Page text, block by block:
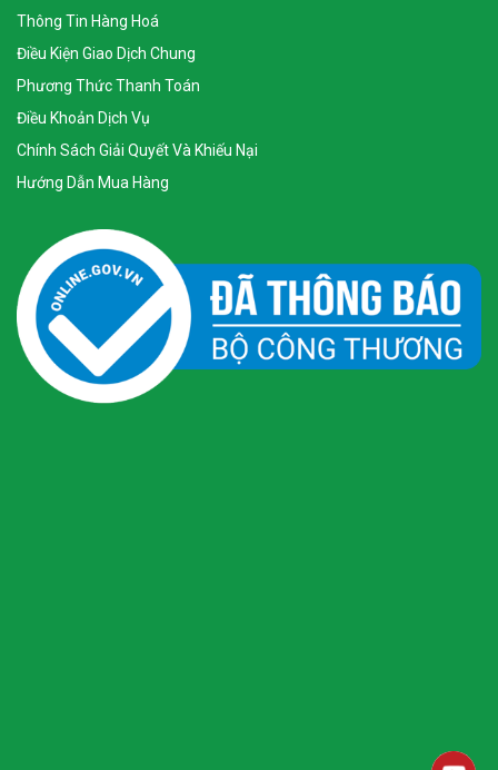
Thông Tin Hàng Hoá
Điều Kiện Giao Dịch Chung
Phương Thức Thanh Toán
Điều Khoản Dịch Vụ
Chính Sách Giải Quyết Và Khiếu Nại
Hướng Dẫn Mua Hàng